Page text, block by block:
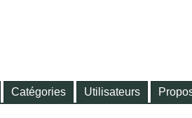
Catégories Utilisateurs